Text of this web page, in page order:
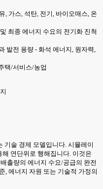
, 가스, 석탄, 전기, 바이오매스, 온
최종 에너지 수요의 전기화 진척
발전 용량 - 화석 에너지, 원자력,
택/서비스/농업
기술 경제 모델입니다. 시뮬레이
연단위로 행해집니다. 이것은
출량의 에너지 수요/공급의 완전
, 에너지 자원 또는 기술적 가정의